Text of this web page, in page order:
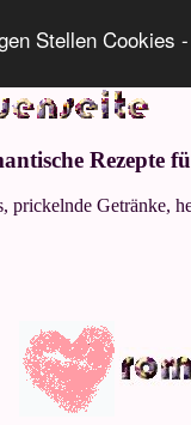
Stellen
Rezepte
prickelnde Getränke,